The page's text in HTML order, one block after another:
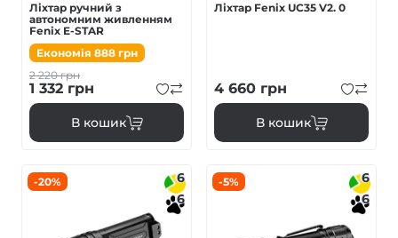
Ліхтар ручний з
автономним живленням
Fenix E-STAR
Економія 888 грн
2 220грн
1 332 грн
В кошик
Ліхтар Fenix UC35 V2. 0
4 660 грн
В кошик
-20%
6
6
-5%
6
6